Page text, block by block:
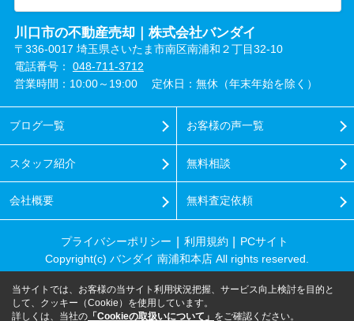
川口市の不動産売却｜株式会社バンダイ
〒336-0017 埼玉県さいたま市南区南浦和２丁目32-10
電話番号： 048-711-3712
営業時間：10:00～19:00
定休日：無休（年末年始を除く）
ブログ一覧
スタッフ紹介
会社概要
お客様の声一覧
無料相談
無料査定依頼
プライバシーポリシー 利用規約
PCサイト
Copyright(c) バンダイ 南浦和本店 All rights reserved.
当サイトでは、お客様の当サイト利用状況把握、サービス向上検討を目的と
して、クッキー（Cookie）を使用しています。
詳しくは、当社の 「Cookieの取扱いについて」 をご確認ください。